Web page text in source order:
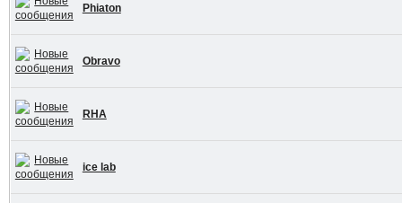
Phiaton
Obravo
RHA
ice lab